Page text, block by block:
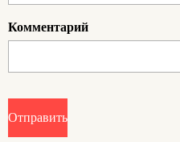
Комментарий
Отправить